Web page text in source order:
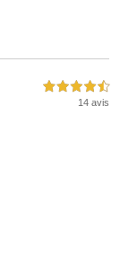
4,5 étoiles sur 5
14 avis